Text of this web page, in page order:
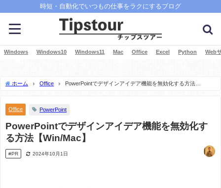
時短・自動化でいつもの仕事をラクにするブログ
Windows Windows10 Windows11 Mac Office Excel Python Web
ホーム Office
PowerPointでデザインアイデア機能を無効化する方法
Office PowerPoint
PowerPointでデザインアイデア機能を無効化す
る方法【Win/Mac】
#PR 2024年10月1日